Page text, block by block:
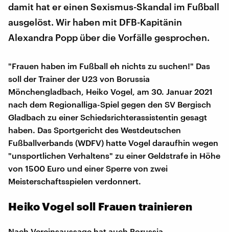
damit hat er einen Sexismus-Skandal im Fußball
ausgelöst. Wir haben mit DFB-Kapitänin
Alexandra Popp über die Vorfälle gesprochen.
"Frauen haben im Fußball eh nichts zu suchen!" Das
soll der Trainer der U23 von Borussia
Mönchengladbach, Heiko Vogel, am 30. Januar 2021
nach dem Regionalliga-Spiel gegen den SV Bergisch
Gladbach zu einer Schiedsrichterassistentin gesagt
haben. Das Sportgericht des Westdeutschen
Fußballverbands (WDFV) hatte Vogel daraufhin wegen
"unsportlichen Verhaltens" zu einer Geldstrafe in Höhe
von 1500 Euro und einer Sperre von zwei
Meisterschaftsspielen verdonnert.
Heiko Vogel soll Frauen trainieren